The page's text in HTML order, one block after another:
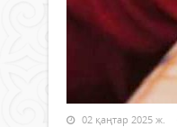
02 қаңтар 2025 ж.